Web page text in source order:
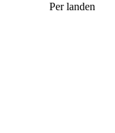
Per landen